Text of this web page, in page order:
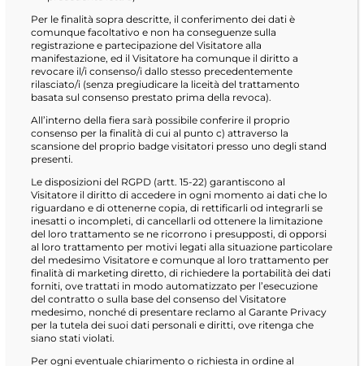
Per le finalità sopra descritte, il conferimento dei dati è
comunque facoltativo e non ha conseguenze sulla
registrazione e partecipazione del Visitatore alla
manifestazione, ed il Visitatore ha comunque il diritto a
revocare il/i consenso/i dallo stesso precedentemente
rilasciato/i (senza pregiudicare la liceità del trattamento
basata sul consenso prestato prima della revoca).
All’interno della fiera sarà possibile conferire il proprio
consenso per la finalità di cui al punto c) attraverso la
scansione del proprio badge visitatori presso uno degli stand
presenti.
Le disposizioni del RGPD (artt. 15-22) garantiscono al
Visitatore il diritto di accedere in ogni momento ai dati che lo
riguardano e di ottenerne copia, di rettificarli od integrarli se
inesatti o incompleti, di cancellarli od ottenere la limitazione
del loro trattamento se ne ricorrono i presupposti, di opporsi
al loro trattamento per motivi legati alla situazione particolare
del medesimo Visitatore e comunque al loro trattamento per
finalità di marketing diretto, di richiedere la portabilità dei dati
forniti, ove trattati in modo automatizzato per l’esecuzione
del contratto o sulla base del consenso del Visitatore
medesimo, nonché di presentare reclamo al Garante Privacy
per la tutela dei suoi dati personali e diritti, ove ritenga che
siano stati violati.
Per ogni eventuale chiarimento o richiesta in ordine al